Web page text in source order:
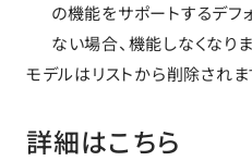
の機能をサポートするデフ
ない場合、機能しなくなりま
モデルはリストから削除されま
詳細はこちら